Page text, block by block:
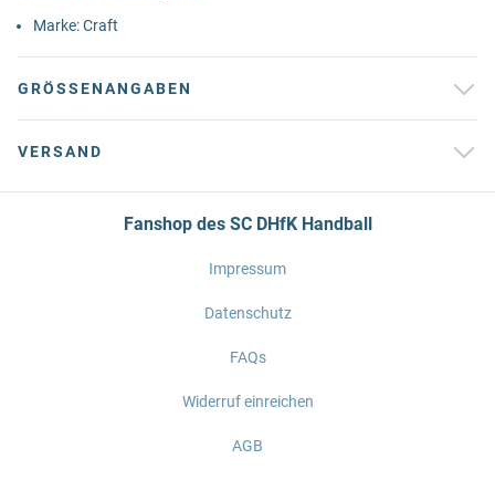
Marke: Craft
GRÖSSENANGABEN
VERSAND
Fanshop des SC DHfK Handball
Impressum
Datenschutz
FAQs
Widerruf einreichen
AGB